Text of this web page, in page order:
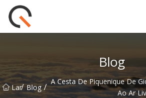
Blog
Lar/ Blog / A Cesta De Piquenique De
Ao Ar